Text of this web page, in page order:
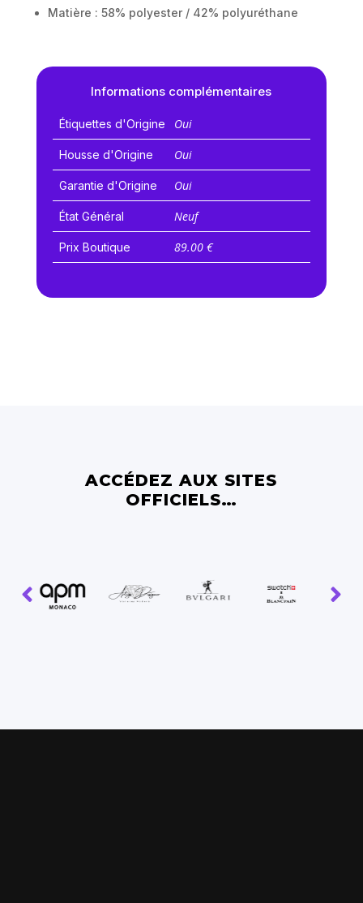
Matière : 58% polyester / 42% polyuréthane
Informations complémentaires
Étiquettes d'Origine Oui
Housse d'Origine Oui
Garantie d'Origine Oui
État Général Neuf
Prix Boutique 89.00 €
ACCÉDEZ AUX SITES
OFFICIELS…